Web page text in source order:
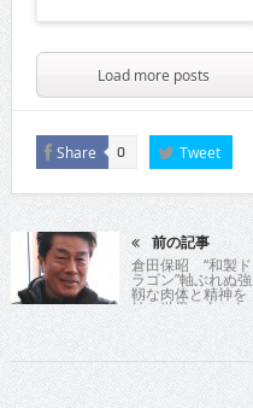
Load more posts
Share 0 Tweet
前の記事
倉田保昭 “和製ド
ラゴン”軸ぶれぬ強
靱な肉体と精神を
持ち世界に立ち向
かう国際派アクシ
ョン俳優の人生指
南!! 「自分にしか
できないことを身
につけろ！勝負
だ!!」